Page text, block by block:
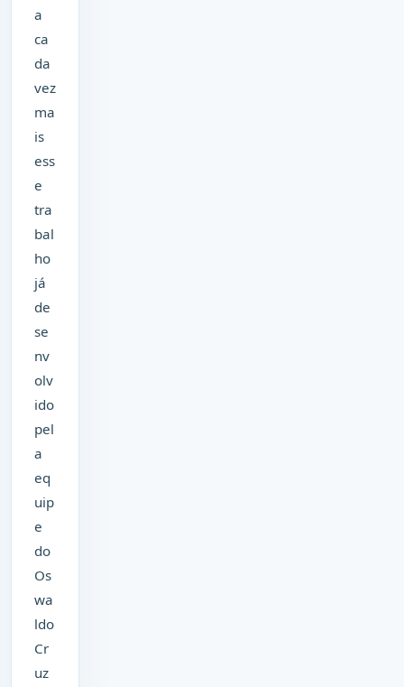
a
ca
da
vez
ma
is
ess
e
tra
bal
ho
já
de
se
nv
olv
ido
pel
a
eq
uip
e
do
Os
wa
ldo
Cr
uz